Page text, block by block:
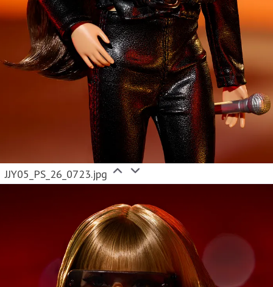
JJY05_PS_26_0723.jpg